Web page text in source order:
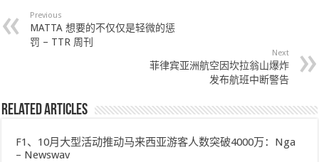
Previous
MATTA 想要的不仅仅是轻微的惩
罚 – TTR 周刊
Next
菲律宾亚洲航空因坎拉翁山爆炸
发布航班中断警告
Related Articles
F1、10月大型活动推动马来西亚游客人数突破4000万：Nga
– Newswav